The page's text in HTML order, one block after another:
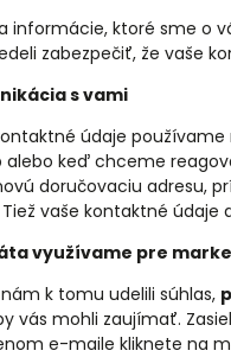
informácie, ktoré sme o
zabezpečiť, že vaše
s vami
údaje používame
alebo keď chceme
doručovaciu adresu,
vaše kontaktné údaje
využívame pre
k tomu udelili súhlas,
vás mohli zaujímať.
e-maile kliknete na